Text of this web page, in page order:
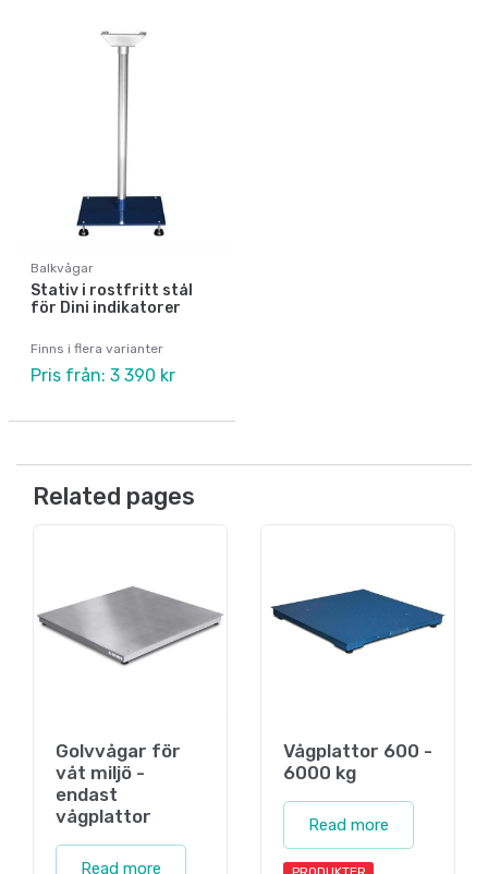
Balkvågar
Stativ i rostfritt stål
för Dini indikatorer
Finns i flera varianter
Pris från: 3 390 kr
Related pages
Golvvågar för
våt miljö -
endast
vågplattor
Read more
Vågplattor 600 -
6000 kg
Read more